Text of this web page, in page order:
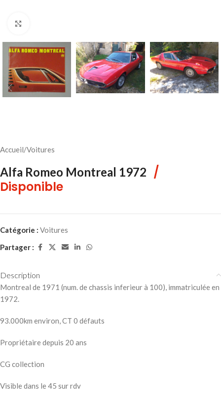
Accueil/Voitures
Alfa Romeo Montreal 1972 /
Disponible
Catégorie : Voitures
Partager :
Description
Montreal de 1971 (num. de chassis inferieur à 100), immatriculée en
1972.
93.000km environ, CT 0 défauts
Propriétaire depuis 20 ans
CG collection
Visible dans le 45 sur rdv